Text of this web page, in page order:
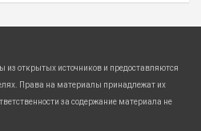
из открытых источников и предоставляются
Права на материалы принадлежат их
за содержание материала не